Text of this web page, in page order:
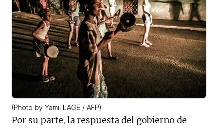
(Photo by Yamil LAGE / AFP)
Por su parte, la respuesta del gobierno de